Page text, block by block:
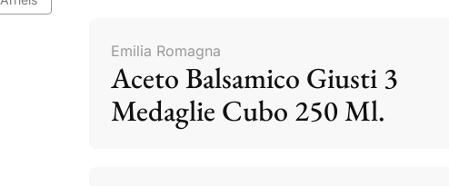
Emilia Romagna
Aceto Balsamico Giusti 3
Medaglie Cubo 250 Ml.